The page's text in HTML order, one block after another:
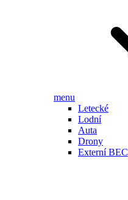
menu
Letecké
Lodní
Auta
Drony
Externí BEC